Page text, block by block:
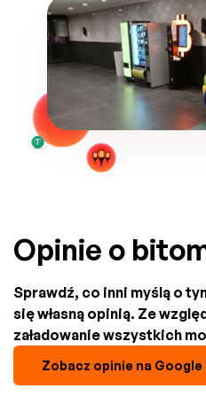
Opinie o
Sprawdź, co inni myślą o
się własną opinią. Ze
załadowanie wszystkich
Zobacz opinie na Google